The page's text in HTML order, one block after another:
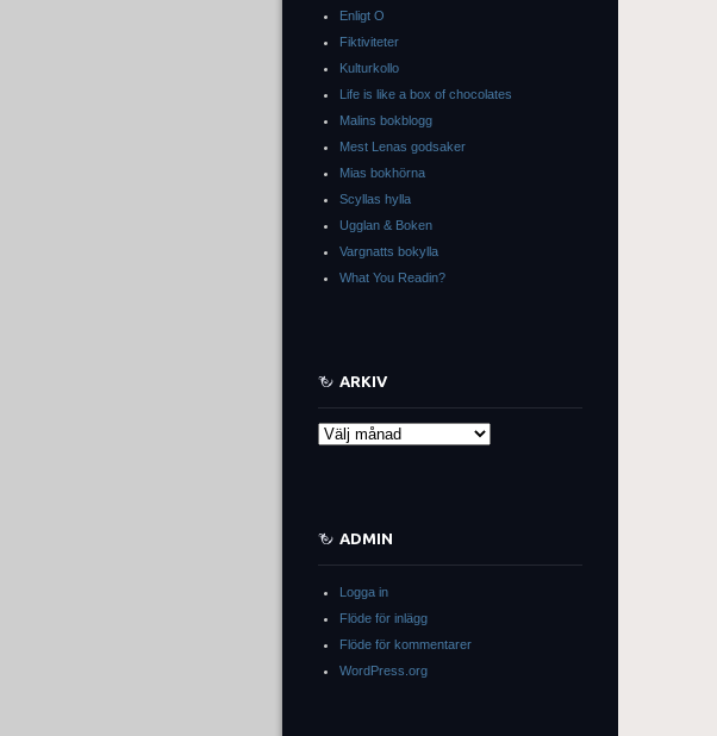
Enligt O
Fiktiviteter
Kulturkollo
Life is like a box of chocolates
Malins bokblogg
Mest Lenas godsaker
Mias bokhörna
Scyllas hylla
Ugglan & Boken
Vargnatts bokylla
What You Readin?
ARKIV
Arkiv
ADMIN
Logga in
Flöde för inlägg
Flöde för kommentarer
WordPress.org